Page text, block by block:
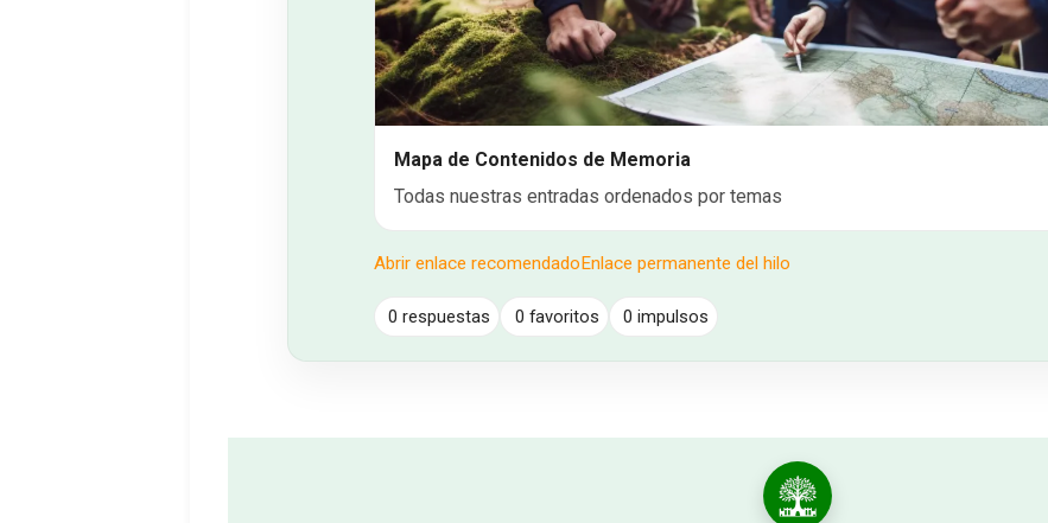
Mapa de Contenidos de Memoria
Todas nuestras entradas ordenados por temas
Abrir enlace recomendadoEnlace permanente del hilo
0 respuestas 0 favoritos 0 impulsos